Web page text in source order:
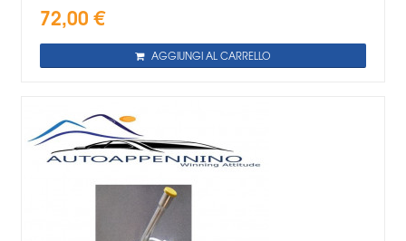
72,00 €
AGGIUNGI AL CARRELLO